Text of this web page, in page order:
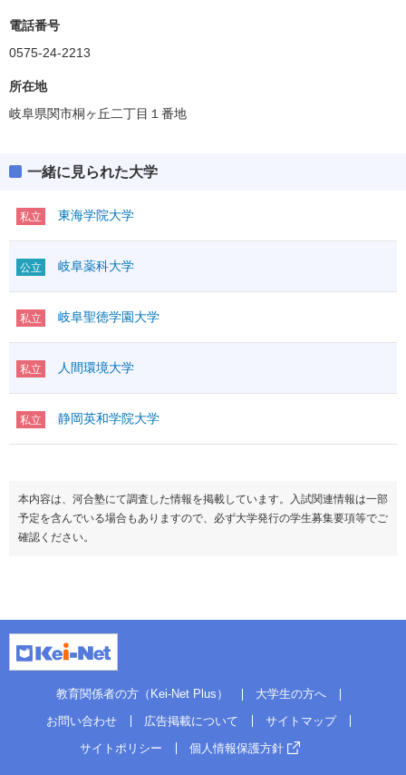
電話番号
0575-24-2213
所在地
岐阜県関市桐ヶ丘二丁目１番地
一緒に見られた大学
私立 東海学院大学
公立 岐阜薬科大学
私立 岐阜聖徳学園大学
私立 人間環境大学
私立 静岡英和学院大学
本内容は、河合塾にて調査した情報を掲載しています。入試関連情報は一部
予定を含んでいる場合もありますので、必ず大学発行の学生募集要項等でご
確認ください。
教育関係者の方（Kei-Net Plus）
大学生の方へ
お問い合わせ
広告掲載について
サイトマップ
サイトポリシー
個人情報保護方針